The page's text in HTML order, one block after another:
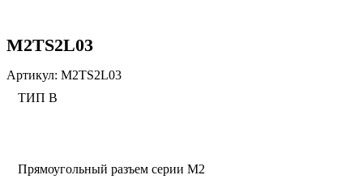
M2TS2L03
Артикул: M2TS2L03
ТИП В
Прямоугольный разъем серии M2